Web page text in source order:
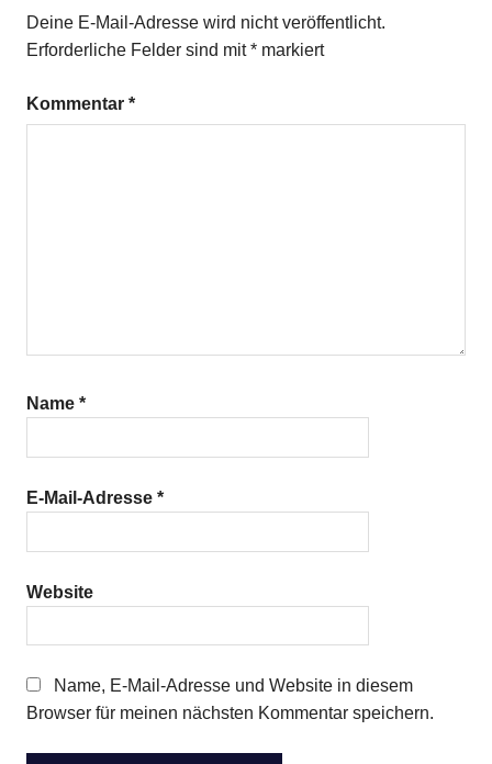
Deine E-Mail-Adresse wird nicht veröffentlicht.
Erforderliche Felder sind mit* markiert
Kommentar *
Name *
E-Mail-Adresse *
Website
Name, E-Mail-Adresse und Website in diesem
Browser für meinen nächsten Kommentar speichern.